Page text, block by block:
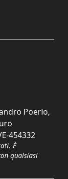
Poerio,
454332
È
qualsiasi